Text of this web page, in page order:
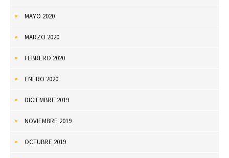
MAYO 2020
MARZO 2020
FEBRERO 2020
ENERO 2020
DICIEMBRE 2019
NOVIEMBRE 2019
OCTUBRE 2019